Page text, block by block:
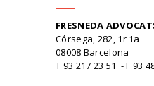
FRESNEDA
Córsega, 282, 1r 1a
08008 Barcelona
T 93 217 23 51 - F 93